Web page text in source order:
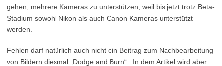
gehen, mehrere Kameras zu unterstützen, weil bis jetzt trotz Beta-
Stadium sowohl Nikon als auch Canon Kameras unterstützt
werden.
Fehlen darf natürlich auch nicht ein Beitrag zum Nachbearbeitung
von Bildern diesmal „Dodge and Burn“. In dem Artikel wird aber